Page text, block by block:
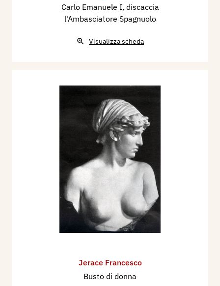
Carlo Emanuele I, discaccia
l'Ambasciatore Spagnuolo
Visualizza scheda
Jerace Francesco
Busto di donna